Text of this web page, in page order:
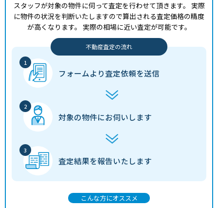
スタッフが対象の物件に伺って査定を行わせて頂きます。 実際
に物件の状況を判断いたしますので算出される査定価格の精度
が高くなります。 実際の相場に近い査定が可能です。
不動産査定の流れ
フォームより査定依頼を送信
対象の物件にお伺いします
査定結果を報告いたします
こんな方にオススメ